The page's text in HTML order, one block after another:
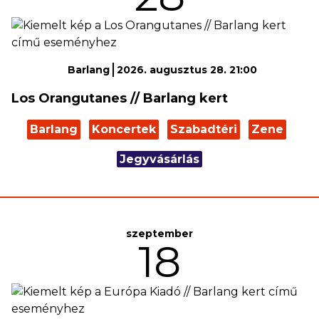
Barlang 2026. augusztus 28. 21:00
Los Orangutanes // Barlang kert
Barlang Koncertek Szabadtéri Zene
Jegyvásárlás
szeptember
18